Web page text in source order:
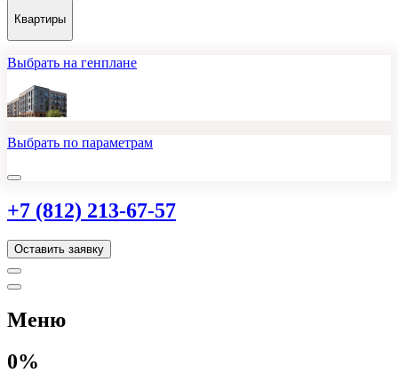
Квартиры
Выбрать на генплане
Выбрать по параметрам
+7 (812) 213-67-57
Оставить заявку
Меню
0%